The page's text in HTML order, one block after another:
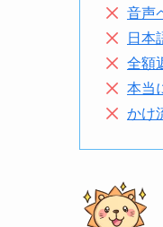
音声
日本
全額
本当
かけ